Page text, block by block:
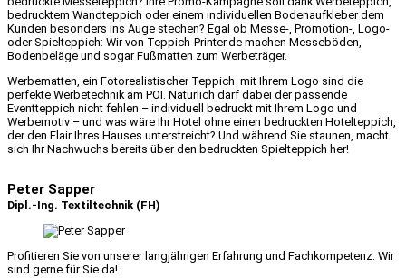
bedrucktem Wandteppich oder einem individuellen Bodenaufkleber dem
Kunden besonders ins Auge stechen? Egal ob Messe-, Promotion-, Logo-
oder Spielteppich: Wir von Teppich-Printer.de machen Messeböden,
Bodenbeläge und sogar Fußmatten zum Werbeträger.
Werbematten, ein Fotorealistischer Teppich mit Ihrem Logo sind die
perfekte Werbetechnik am POI. Natürlich darf dabei der passende
Eventteppich nicht fehlen – individuell bedruckt mit Ihrem Logo und
Werbemotiv – und was wäre Ihr Hotel ohne einen bedruckten Hotelteppich,
der den Flair Ihres Hauses unterstreicht? Und während Sie staunen, macht
sich Ihr Nachwuchs bereits über den bedruckten Spielteppich her!
Peter Sapper
Dipl.-Ing. Textiltechnik (FH)
Profitieren Sie von unserer langjährigen Erfahrung und Fachkompetenz. Wir
sind gerne für Sie da!